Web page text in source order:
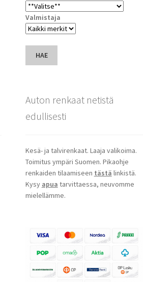
Valmistaja
HAE
Auton renkaat netistä
edullisesti
Kesä- ja talvirenkaat. Laaja valikoima.
Toimitus ympäri Suomen. Pikaohje
renkaiden tilaamiseen tästä linkistä.
Kysy apua tarvittaessa, neuvomme
mielellämme.